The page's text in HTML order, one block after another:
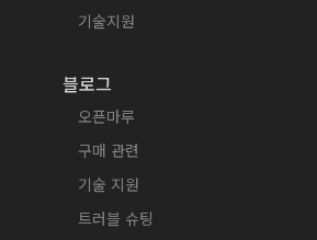
기술지원
블로그
오픈마루
구매 관련
기술 지원
트러블 슈팅